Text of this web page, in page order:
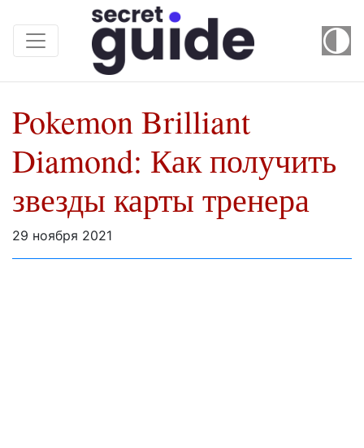
Pokemon Brilliant
Diamond: Как получить
звезды карты тренера
29 ноября 2021